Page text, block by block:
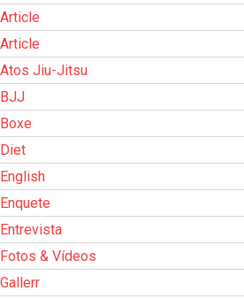
Article
Article
Atos Jiu-Jitsu
BJJ
Boxe
Diet
English
Enquete
Entrevista
Fotos & Vídeos
Gallerr